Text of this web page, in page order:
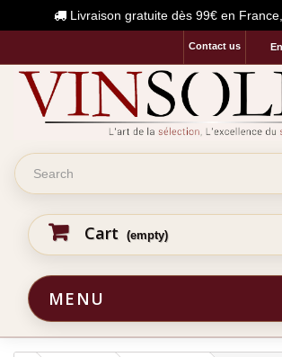
Livraison gratuite dès 99€ en
Contact us
Cart (empty)
MENU